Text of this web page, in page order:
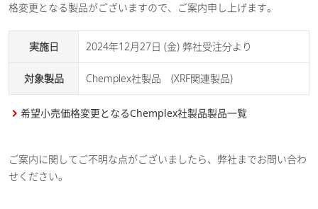
格変更となる製品がございますので、ご案内申し上げます。
実施日 2024年12月27日 (金) 弊社受注分より
対象製品 Chemplex社製品 (XRF関連製品)
希望小売価格変更となるChemplex社製品製品一覧
ご案内に関してご不明な点がございましたら、弊社までお問い合わ
せください。